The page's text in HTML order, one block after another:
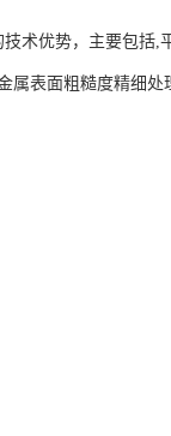
术优势，主要包括,
属表面粗糙度精细处